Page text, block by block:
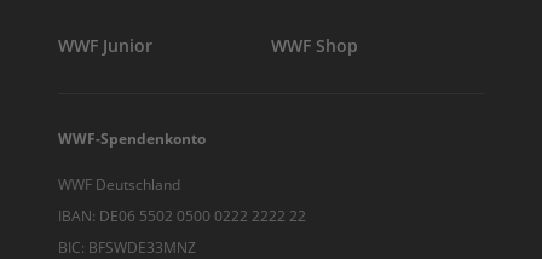
WWF Junior WWF Shop
WWF-Spendenkonto
WWF Deutschland
IBAN: DE06 5502 0500 0222 2222 22
BIC: BFSWDE33MNZ